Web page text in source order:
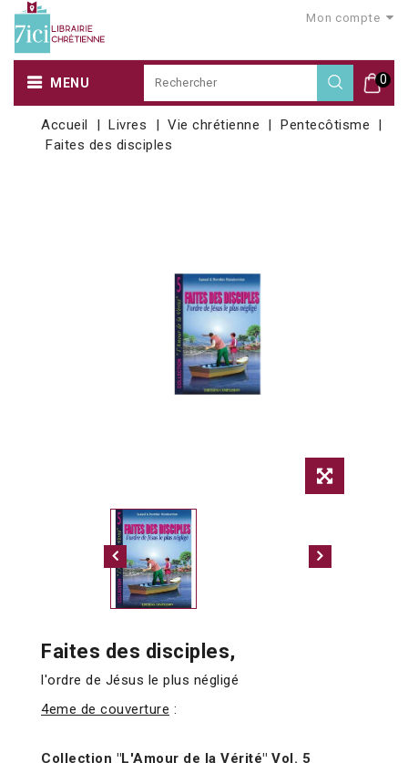
Mon compte
0
MENU
Accueil Livres Vie chrétienne
Pentecôtisme
Faites des disciples
Faites des disciples,
l'ordre de Jésus le plus négligé
4eme de couverture :
Collection "L'Amour de la Vérité" Vol. 5